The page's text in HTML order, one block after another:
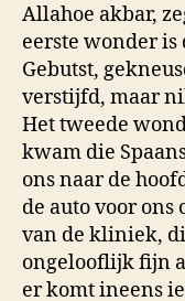
Allahoe akbar,
eerste wonder
Gebutst,
verstijfd, maar
Het tweede
kwam die
ons naar de
de auto voor
van de kliniek,
ongelooflijk fijn
er komt ineens